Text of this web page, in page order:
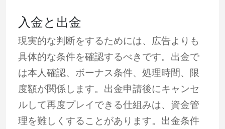
入金と出金
現実的な判断をするためには、広告よりも
具体的な条件を確認するべきです。出金で
は本人確認、ボーナス条件、処理時間、限
度額が関係します。出金申請後にキャンセ
ルして再度プレイできる仕組みは、資金管
理を難しくすることがあります。出金条件